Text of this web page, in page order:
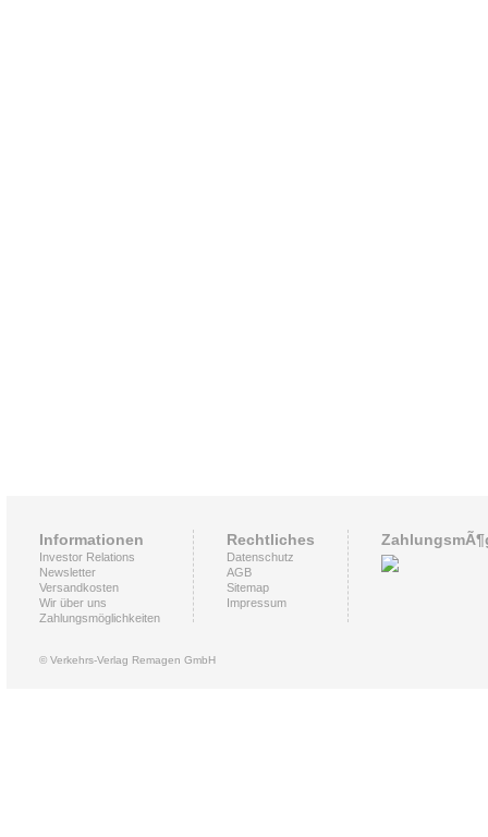
Informationen
Investor Relations
Newsletter
Versandkosten
Wir über uns
Zahlungsmöglichkeiten
Rechtliches
Datenschutz
AGB
Sitemap
Impressum
© Verkehrs-Verlag Remagen GmbH